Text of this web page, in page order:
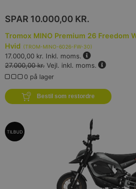
SPAR 10.000,00 KR.
Tromox MINO Premium 26 Freedom
Hvid (TROM-MINO-6026-FW-30)
17.000,00 kr. Inkl. moms.
27.000,00 kr. Vejl. inkl. moms.
0 på lager
Bestil som restordre
TILBUD